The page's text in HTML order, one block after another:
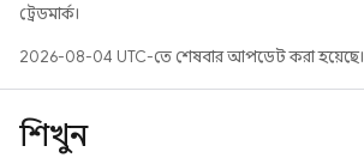
ট্রেডমার্ক।
2026-08-04 UTC-তে শেষবার আপডেট করা হয়েছে।
শিখুন